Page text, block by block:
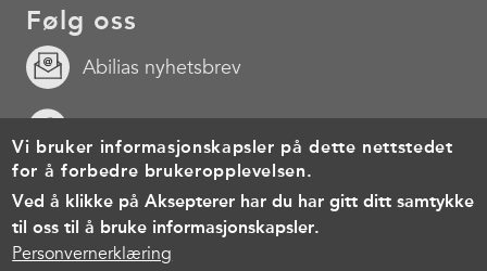
Følg oss
Abilias nyhetsbrev
Youtube
FooterPersonvernerklæring
Vi bruker informasjonskapsler på dette nettstedet
for å forbedre brukeropplevelsen.
Ved å klikke på Aksepterer har du har gitt ditt samtykke
til oss til å bruke informasjonskapsler.
Personvernerklæring